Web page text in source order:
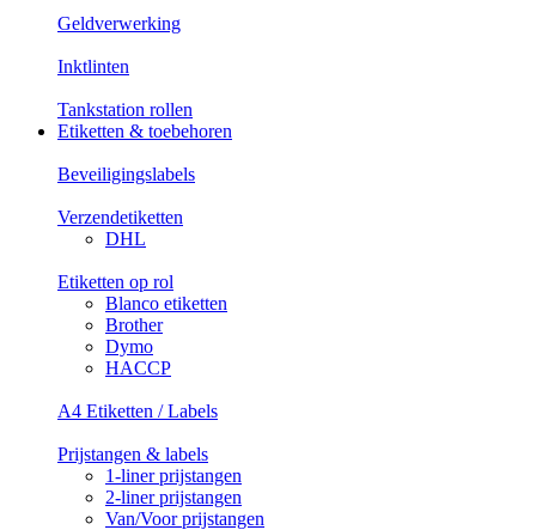
Geldverwerking
Inktlinten
Tankstation rollen
Etiketten & toebehoren
Beveiligingslabels
Verzendetiketten
DHL
Etiketten op rol
Blanco etiketten
Brother
Dymo
HACCP
A4 Etiketten / Labels
Prijstangen & labels
1-liner prijstangen
2-liner prijstangen
Van/Voor prijstangen